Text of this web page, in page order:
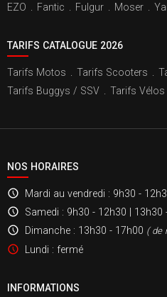
EZO Fantic Fulgur Moser
TARIFS CATALOGUE 2026
Tarifs Motos Tarifs Scooters
Tarifs Buggys / SSV
Tarifs Vélos
NOS HORAIRES
Mardi au vendredi : 9h30 -
Samedi : 9h30 - 12h30 | 13h30
Dimanche : 13h30 - 17h00 ( de
Lundi : fermé
INFORMATIONS